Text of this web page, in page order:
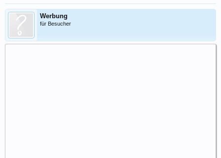
Werbung
für Besucher